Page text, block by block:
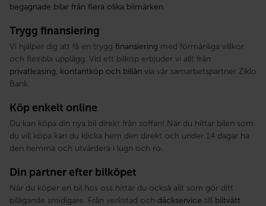
begagnade bilar från flera olika bilmärken.
Trygg finansiering
Vi hjälper dig att få en trygg finansiering med förmånliga villkor
och flexibla upplägg. Vid ett bilköp erbjuder vi allt från
privatleasing, kontantköp och billån via vår samarbetspartner Ziklo
Bank.
Köp enkelt online
Du kan köpa din nya bil direkt från soffan! När du hittar bilen som
du vill köpa kan du klicka hem den direkt och under 14 dagar ha
den hemma och utvärdera i lugn och ro.
Din partner efter bilköpet
När du köper en bil hos oss hittar du också allt som gör ditt
bilägande smidigare. Från verkstad och däckservice till biltvätt